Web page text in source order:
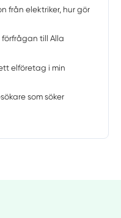
från elektriker, hur gör
till Alla
elföretag i min
som söker